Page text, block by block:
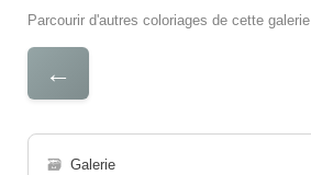
Parcourir d'autres coloriages de cette galerie
←
🗃 Galerie